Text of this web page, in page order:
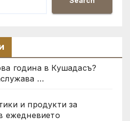
година в Кушадасъ?
…
и продукти за
ежедневието